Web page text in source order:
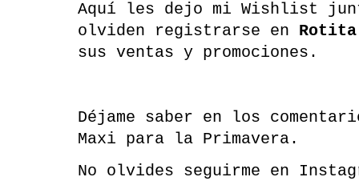
Aquí les dejo mi Wishlist
olviden registrarse en Rotita
sus ventas y promociones.
Déjame saber en los
Maxi para la Primavera.
No olvides seguirme en